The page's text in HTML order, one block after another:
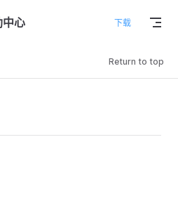
中心 下载
Return to top